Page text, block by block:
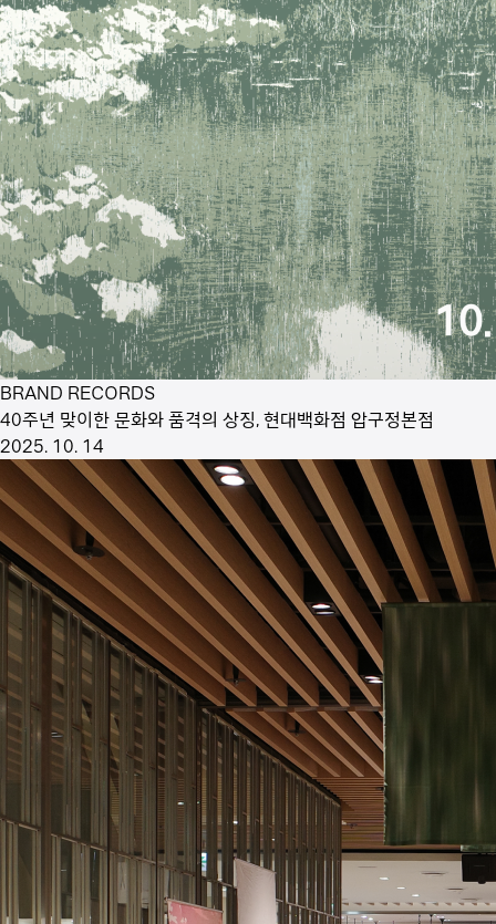
BRAND RECORDS
40주년 맞이한 문화와 품격의 상징, 현대백화점 압구정본점
2025. 10. 14